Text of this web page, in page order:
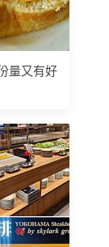
量又有好